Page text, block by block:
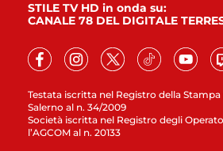
Testata iscritta nel Registro della
Salerno al n. 34/2009
Società iscritta nel Registro degli
l’AGCOM al n. 20133
STILE TV HD in onda su:
CANALE 78 DEL DIGITALE